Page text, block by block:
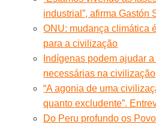
industrial”, afirma Gastón
ONU: mudança climática
para a civilização
Indígenas podem ajudar
necessárias na civilização
“A agonia de uma
quanto excludente”.
Do Peru profundo os